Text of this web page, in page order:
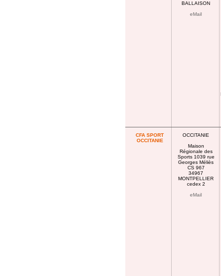
BALLAISON
eMail
CFA SPORT
OCCITANIE
OCCITANIE
Maison
Régionale des
Sports 1039 rue
Georges Méliès
CS 967
34967
MONTPELLIER
cedex 2
eMail